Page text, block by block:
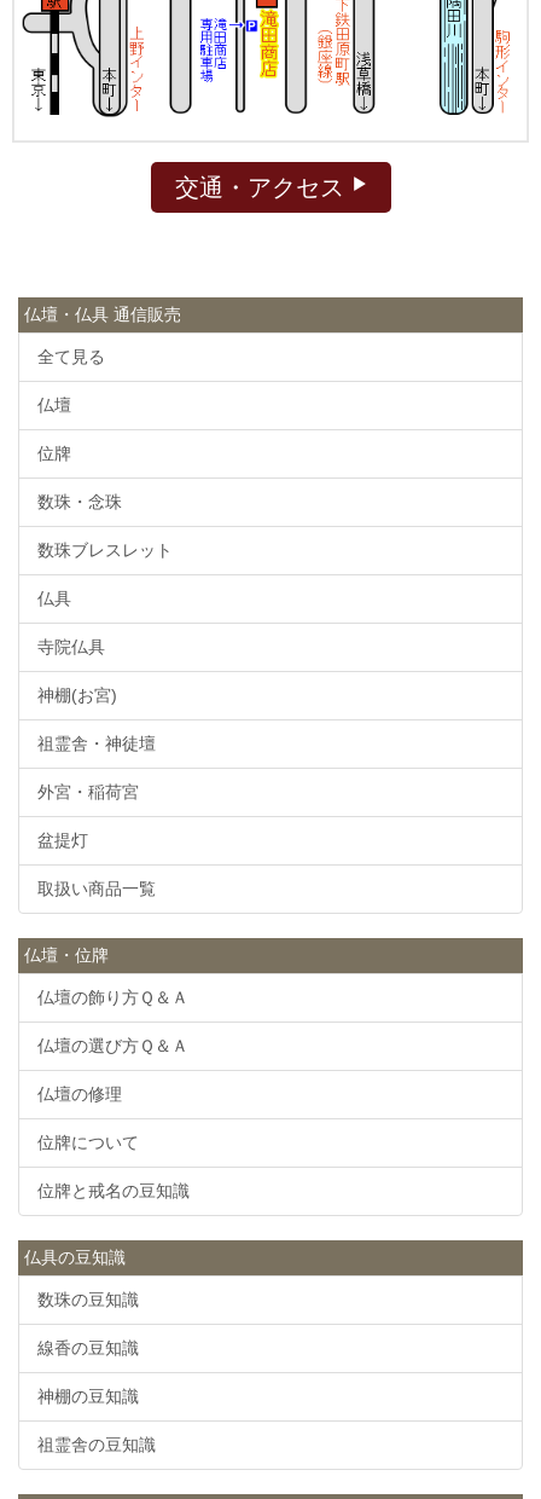
交通・アクセス
仏壇・仏具 通信販売
全て見る
仏壇
位牌
数珠・念珠
数珠ブレスレット
仏具
寺院仏具
神棚(お宮)
祖霊舎・神徒壇
外宮・稲荷宮
盆提灯
取扱い商品一覧
仏壇・位牌
仏壇の飾り方Ｑ＆Ａ
仏壇の選び方Ｑ＆Ａ
仏壇の修理
位牌について
位牌と戒名の豆知識
仏具の豆知識
数珠の豆知識
線香の豆知識
神棚の豆知識
祖霊舎の豆知識